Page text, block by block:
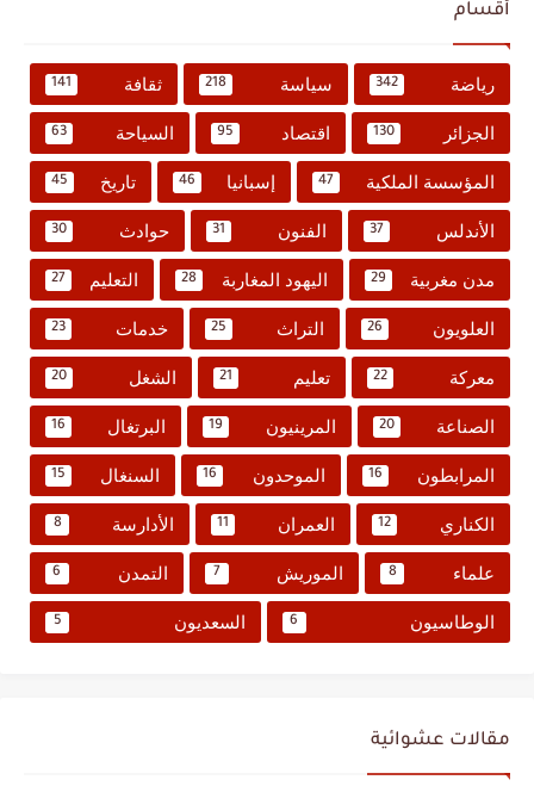
أقسام
رياضة 342 سياسة 218 ثقافة 141
الجزائر 130 اقتصاد 95 السياحة 63
المؤسسة الملكية 47 إسبانيا 46 تاريخ 45
الأندلس 37 الفنون 31 حوادث 30
مدن مغربية 29 اليهود المغاربة 28 التعليم 27
العلويون 26 التراث 25 خدمات 23
معركة 22 تعليم 21 الشغل 20
الصناعة 20 المرينيون 19 البرتغال 16
المرابطون 16 الموحدون 16 السنغال 15
الكناري 12 العمران 11 الأدارسة 8
علماء 8 الموريش 7 التمدن 6
الوطاسيون 6 السعديون 5
مقالات عشوائية